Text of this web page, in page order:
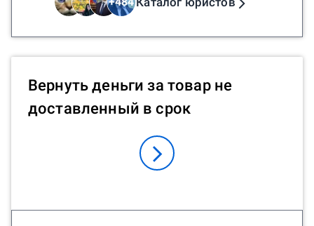
Вернуть деньги за товар не
доставленный в срок